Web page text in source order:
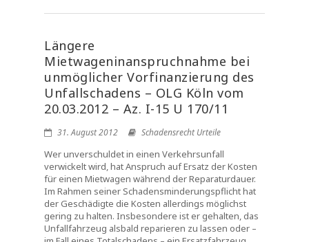
Längere
Mietwageninanspruchnahme bei
unmöglicher Vorfinanzierung des
Unfallschadens – OLG Köln vom
20.03.2012 – Az. I-15 U 170/11
31. August 2012 Schadensrecht Urteile
Wer unverschuldet in einen Verkehrsunfall
verwickelt wird, hat Anspruch auf Ersatz der Kosten
für einen Mietwagen während der Reparaturdauer.
Im Rahmen seiner Schadensminderungspflicht hat
der Geschädigte die Kosten allerdings möglichst
gering zu halten. Insbesondere ist er gehalten, das
Unfallfahrzeug alsbald reparieren zu lassen oder –